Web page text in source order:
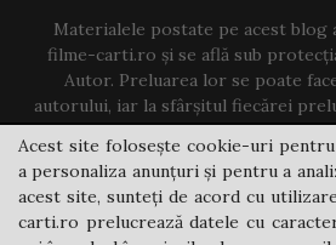
Materialele postate pe acest
filme-carti.ro și se află sub
Autor. Preluarea lor se poate
autorului, iar la sfârșitul fiecărei
existe un link către
Contact us:
Acest site folosește cookie-uri
a personaliza anunțuri și pentru a
acest site, sunteți de acord cu
carti.ro prelucrează datele cu